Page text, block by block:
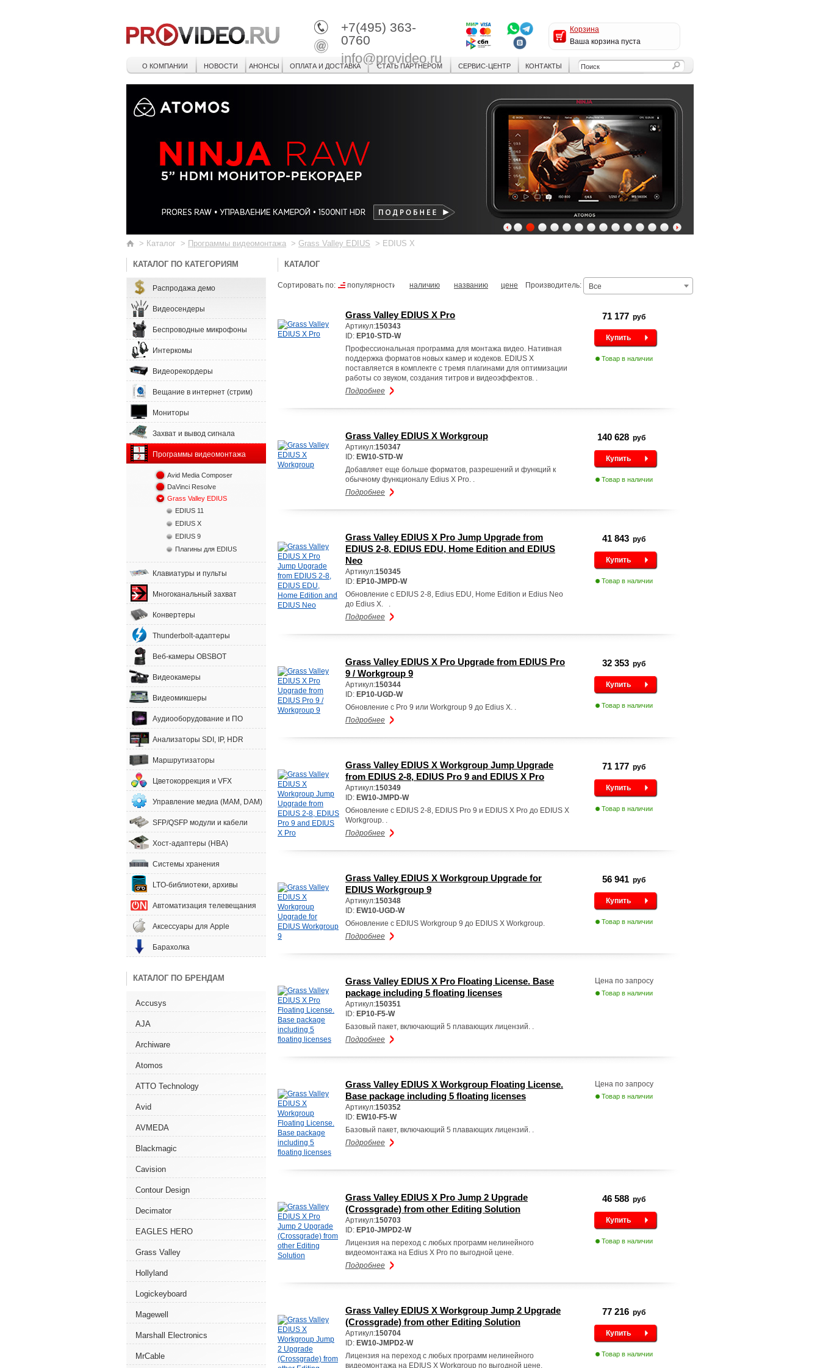
+7(495) 363-
0760
info@provideo.ru
Корзина
Ваша корзина пуста
О КОМПАНИИ НОВОСТИ АНОНСЫ ОПЛАТА И ДОСТАВКА СТАТЬ ПАРТНЕРОМ СЕРВИС-ЦЕНТР КОНТАКТЫ
1 2 3 4 5 6 7 8 9 10111213
> Каталог > Программы видеомонтажа > Grass Valley EDIUS > EDIUS X
КАТАЛОГ ПО КАТЕГОРИЯМ
Распродажа демо
Видеосендеры
Беспроводные микрофоны
Интеркомы
Видеорекордеры
Вещание в интернет (стрим)
Мониторы
Захват и вывод сигнала
Программы видеомонтажа
Avid Media Composer
DaVinci Resolve
Grass Valley EDIUS
EDIUS 11
EDIUS X
EDIUS 9
Плагины для EDIUS
Клавиатуры и пульты
Многоканальный захват
Конвертеры
Thunderbolt-адаптеры
Веб-камеры OBSBOT
Видеокамеры
Видеомикшеры
Аудиооборудование и ПО
Анализаторы SDI, IP, HDR
Маршрутизаторы
Цветокоррекция и VFX
Управление медиа (MAM, DAM)
SFP/QSFP модули и кабели
Хост-адаптеры (HBA)
Системы хранения
LTO-библиотеки, архивы
Автоматизация телевещания
Аксессуары для Apple
Барахолка
КАТАЛОГ ПО БРЕНДАМ
Accusys
AJA
Archiware
Atomos
ATTO Technology
Avid
AVMEDA
Blackmagic
Cavision
Contour Design
Decimator
EAGLES HERO
Grass Valley
Hollyland
Logickeyboard
Magewell
Marshall Electronics
MrCable
КАТАЛОГ
Сортировать по: популярности наличию названию цене Производитель: Все
Grass Valley EDIUS X Pro
Артикул:150343
ID: EP10-STD-W
Профессиональная программа для монтажа видео. Нативная
поддержка форматов новых камер и кодеков. EDIUS X
поставляется в комплекте с тремя плагинами для оптимизации
работы со звуком, создания титров и видеоэффектов. .
Подробнее
71 177 руб
Купить
Товар в наличии
Grass Valley EDIUS X Workgroup
Артикул:150347
ID: EW10-STD-W
Добавляет еще больше форматов, разрешений и функций к
обычному функционалу Edius X Pro. .
Подробнее
140 628 руб
Купить
Товар в наличии
Grass Valley EDIUS X Pro Jump Upgrade from
EDIUS 2-8, EDIUS EDU, Home Edition and EDIUS
Neo
Артикул:150345
ID: EP10-JMPD-W
Обновление с EDIUS 2-8, Edius EDU, Home Edition и Edius Neo
до Edius X. .
Подробнее
41 843 руб
Купить
Товар в наличии
Grass Valley EDIUS X Pro Upgrade from EDIUS Pro
9 / Workgroup 9
Артикул:150344
ID: EP10-UGD-W
Обновление с Pro 9 или Workgroup 9 до Edius X. .
Подробнее
32 353 руб
Купить
Товар в наличии
Grass Valley EDIUS X Workgroup Jump Upgrade
from EDIUS 2-8, EDIUS Pro 9 and EDIUS X Pro
Артикул:150349
ID: EW10-JMPD-W
Обновление с EDIUS 2-8, EDIUS Pro 9 и EDIUS X Pro до EDIUS X
Workgroup. .
Подробнее
71 177 руб
Купить
Товар в наличии
Grass Valley EDIUS X Workgroup Upgrade for
EDIUS Workgroup 9
Артикул:150348
ID: EW10-UGD-W
Обновление с EDIUS Workgroup 9 до EDIUS X Workgroup.
Подробнее
56 941 руб
Купить
Товар в наличии
Grass Valley EDIUS X Pro Floating License. Base
package including 5 floating licenses
Артикул:150351
ID: EP10-F5-W
Базовый пакет, включающий 5 плавающих лицензий. .
Подробнее
Цена по запросу
Товар в наличии
Grass Valley EDIUS X Workgroup Floating License.
Base package including 5 floating licenses
Артикул:150352
ID: EW10-F5-W
Базовый пакет, включающий 5 плавающих лицензий. .
Подробнее
Цена по запросу
Товар в наличии
Grass Valley EDIUS X Pro Jump 2 Upgrade
(Crossgrade) from other Editing Solution
Артикул:150703
ID: EP10-JMPD2-W
Лицензия на переход с любых программ нелинейного
видеомонтажа на Edius X Pro по выгодной цене.
Подробнее
46 588 руб
Купить
Товар в наличии
Grass Valley EDIUS X Workgroup Jump 2 Upgrade
(Crossgrade) from other Editing Solution
Артикул:150704
ID: EW10-JMPD2-W
Лицензия на переход с любых программ нелинейного
видеомонтажа на EDIUS X Workgroup по выгодной цене.
77 216 руб
Купить
Товар в наличии